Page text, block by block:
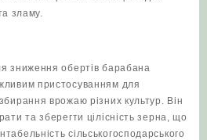
зламу.
зниження обертів барабана
пристосуванням для
врожаю різних культур. Він
та зберегти цілісність зерна, що
сільськогосподарського